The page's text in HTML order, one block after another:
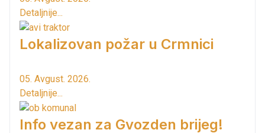
Detaljnije...
Lokalizovan požar u Crmnici
05. Avgust. 2026.
Detaljnije...
Info vezan za Gvozden brijeg!